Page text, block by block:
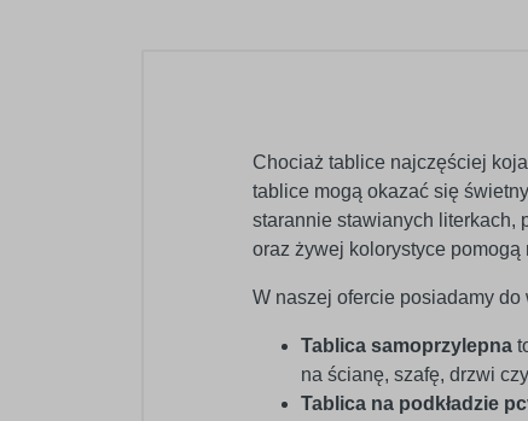
Chociaż tablice najczęściej
tablice mogą okazać się
starannie stawianych literkach,
oraz żywej kolorystyce
W naszej ofercie posiadamy do
Tablica samoprzylepna
na ścianę, szafę, drzwi
Tablica na podkładzie